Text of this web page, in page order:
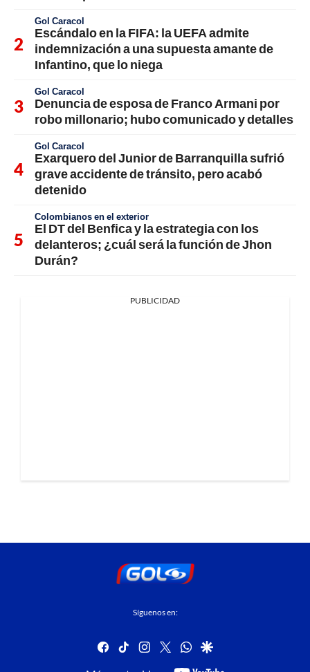
Gol Caracol
Escándalo en la FIFA: la UEFA admite
indemnización a una supuesta amante de
Infantino, que lo niega
Gol Caracol
Denuncia de esposa de Franco Armani por
robo millonario; hubo comunicado y detalles
Gol Caracol
Exarquero del Junior de Barranquilla sufrió
grave accidente de tránsito, pero acabó
detenido
Colombianos en el exterior
El DT del Benfica y la estrategia con los
delanteros; ¿cuál será la función de Jhon
Durán?
PUBLICIDAD
Síguenos en:
facebook
tiktok instagram
twitterwhatsapp
google